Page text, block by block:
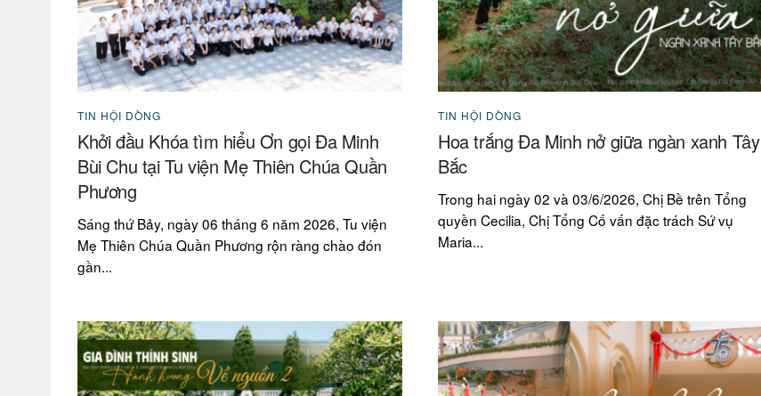
TIN HỘI DÒNG
Khởi đầu Khóa tìm hiểu Ơn gọi Đa Minh
Bùi Chu tại Tu viện Mẹ Thiên Chúa Quần
Phương
Sáng thứ Bảy, ngày 06 tháng 6 năm 2026, Tu viện
Mẹ Thiên Chúa Quần Phương rộn ràng chào đón
gần...
TIN HỘI DÒNG
Hoa trắng Đa Minh nở giữa ngàn xanh Tây
Bắc
Trong hai ngày 02 và 03/6/2026, Chị Bề trên Tổng
quyền Cecilia, Chị Tổng Cố vấn đặc trách Sứ vụ
Maria...